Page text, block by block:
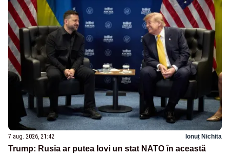
7 aug. 2026, 21:42 Ionuț Nichita
Trump: Rusia ar putea lovi un stat NATO în această